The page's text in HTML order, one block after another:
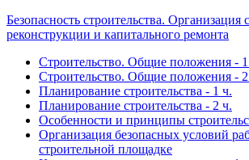
Безопасность строительства. Организация
реконструкции и капитального ремонта
Строительство. Общие положения -
Строительство. Общие положения -
Планирование строительства - 1 ч.
Планирование строительства - 2 ч.
Особенности и принципы
Организация безопасных условий
строительной площадке